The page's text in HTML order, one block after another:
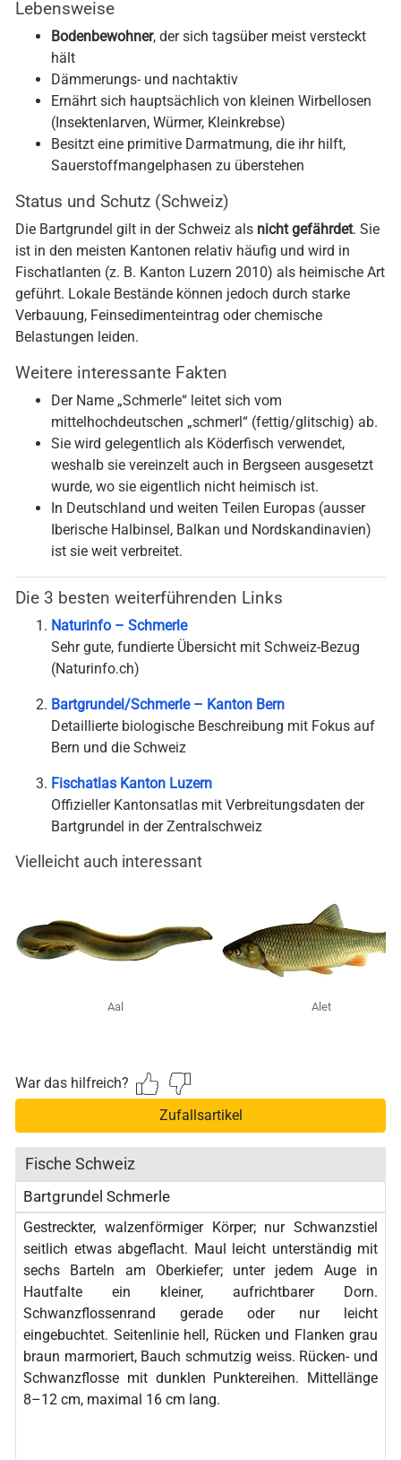
Lebensweise
Bodenbewohner, der sich tagsüber meist versteckt
hält
Dämmerungs- und nachtaktiv
Ernährt sich hauptsächlich von kleinen Wirbellosen
(Insektenlarven, Würmer, Kleinkrebse)
Besitzt eine primitive Darmatmung, die ihr hilft,
Sauerstoffmangelphasen zu überstehen
Status und Schutz (Schweiz)
Die Bartgrundel gilt in der Schweiz als nicht gefährdet. Sie
ist in den meisten Kantonen relativ häufig und wird in
Fischatlanten (z. B. Kanton Luzern 2010) als heimische Art
geführt. Lokale Bestände können jedoch durch starke
Verbauung, Feinsedimenteintrag oder chemische
Belastungen leiden.
Weitere interessante Fakten
Der Name „Schmerle“ leitet sich vom
mittelhochdeutschen „schmerl“ (fettig/glitschig) ab.
Sie wird gelegentlich als Köderfisch verwendet,
weshalb sie vereinzelt auch in Bergseen ausgesetzt
wurde, wo sie eigentlich nicht heimisch ist.
In Deutschland und weiten Teilen Europas (ausser
Iberische Halbinsel, Balkan und Nordskandinavien)
ist sie weit verbreitet.
Die 3 besten weiterführenden Links
Naturinfo – Schmerle
Sehr gute, fundierte Übersicht mit Schweiz-Bezug
(Naturinfo.ch)
Bartgrundel/Schmerle – Kanton Bern
Detaillierte biologische Beschreibung mit Fokus auf
Bern und die Schweiz
Fischatlas Kanton Luzern
Offizieller Kantonsatlas mit Verbreitungsdaten der
Bartgrundel in der Zentralschweiz
Vielleicht auch interessant
Aal Alet
War das hilfreich?
Zufallsartikel
Fische Schweiz
Bartgrundel Schmerle
Gestreckter, walzenförmiger Körper; nur Schwanzstiel
seitlich etwas abgeflacht. Maul leicht unterständig mit
sechs Barteln am Oberkiefer; unter jedem Auge in
Hautfalte ein kleiner, aufrichtbarer Dorn.
Schwanzflossenrand gerade oder nur leicht
eingebuchtet. Seitenlinie hell, Rücken und Flanken grau
braun marmoriert, Bauch schmutzig weiss. Rücken- und
Schwanzflosse mit dunklen Punktereihen. Mittellänge
8–12 cm, maximal 16 cm lang.